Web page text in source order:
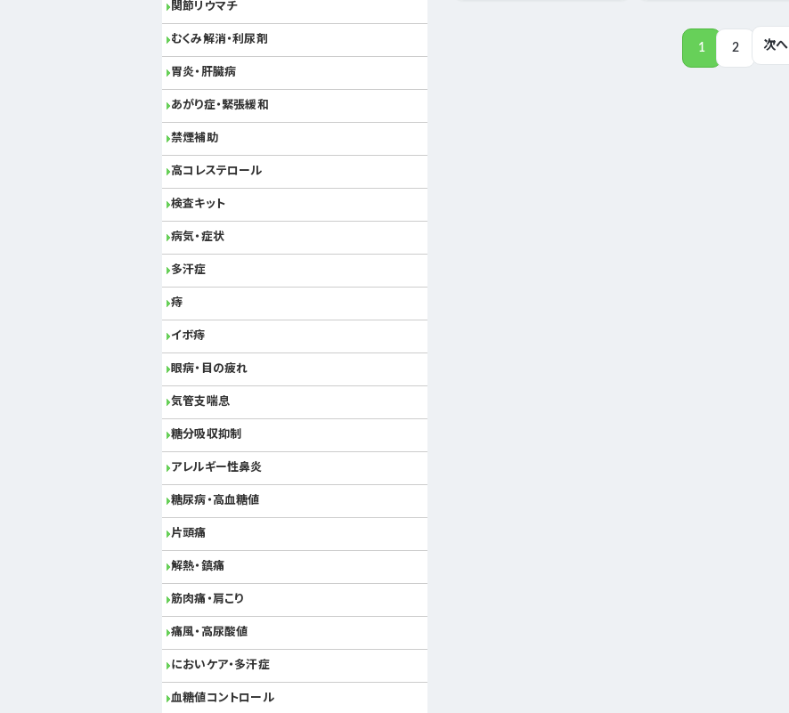
関節リウマチ
むくみ解消・利尿剤
胃炎・肝臓病
あがり症・緊張緩和
禁煙補助
高コレステロール
検査キット
病気・症状
多汗症
痔
イボ痔
眼病・目の疲れ
気管支喘息
糖分吸収抑制
アレルギー性鼻炎
糖尿病・高血糖値
片頭痛
解熱・鎮痛
筋肉痛・肩こり
痛風・高尿酸値
においケア・多汗症
血糖値コントロール
1 2 次へ